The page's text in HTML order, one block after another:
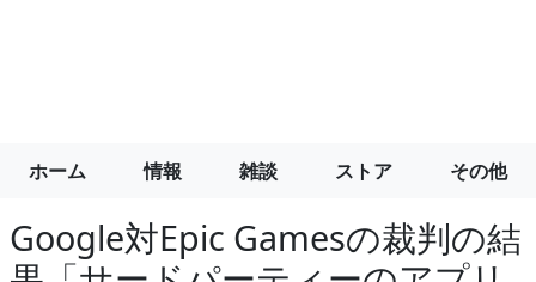
ホーム 情報 雑談 ストア その他
Google対Epic Gamesの裁判の結